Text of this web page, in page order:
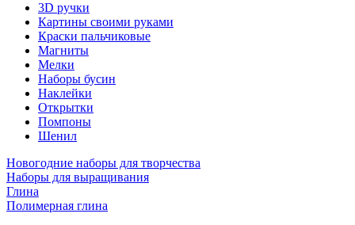
3D ручки
Картины своими руками
Краски пальчиковые
Магниты
Мелки
Наборы бусин
Наклейки
Открытки
Помпоны
Шенил
Новогодние наборы для творчества
Наборы для выращивания
Глина
Полимерная глина